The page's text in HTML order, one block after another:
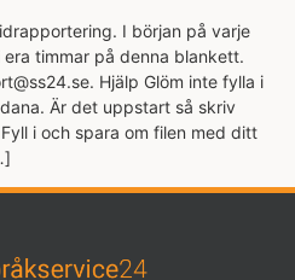
I början på varje
timmar på denna blankett.
Hjälp Glöm inte fylla i
Är det uppstart så skriv
i och spara om filen med ditt